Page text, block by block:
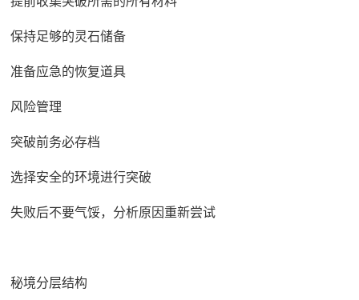
保持足够的灵石储备
准备应急的恢复道具
风险管理
突破前务必存档
选择安全的环境进行突破
失败后不要气馁，分析原因重新尝试
秘境分层结构